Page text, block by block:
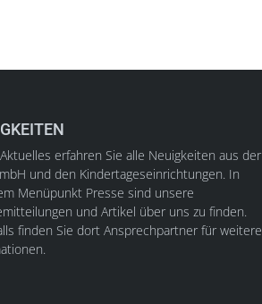
erfahren Sie alle Neuigkeiten aus der
und den Kindertageseinrichtungen. In
Menüpunkt Presse sind unsere
und Artikel über uns zu finden.
finden Sie dort Ansprechpartner für weitere